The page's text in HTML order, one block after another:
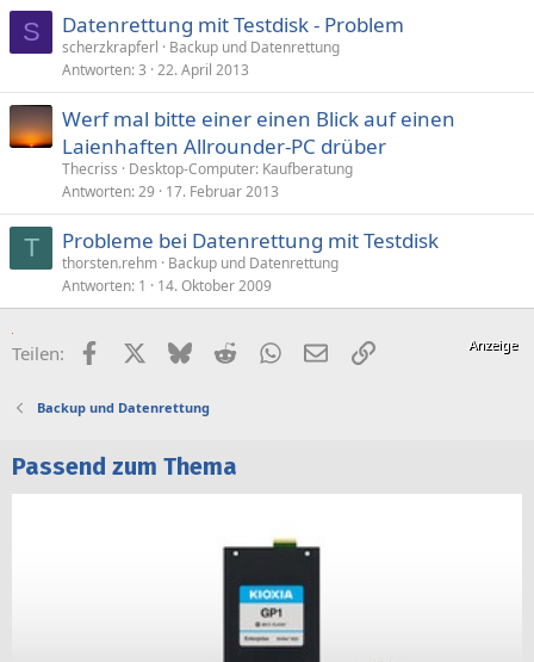
S Datenrettung mit Testdisk - Problem
scherzkrapferl
Backup und Datenrettung
Antworten 3 22. April 2013
Werf mal bitte einer einen Blick auf einen
Laienhaften Allrounder-PC drüber
Thecriss
Desktop-Computer: Kaufberatung
Antworten 29 17. Februar 2013
T Probleme bei Datenrettung mit Testdisk
thorsten.rehm Backup und Datenrettung
Antworten 1 14. Oktober 2009
Teilen: FacebookX (Twitter)
BlueskyRedditWhatsApp
E-MailLink
Backup und Datenrettung
Passend zum Thema